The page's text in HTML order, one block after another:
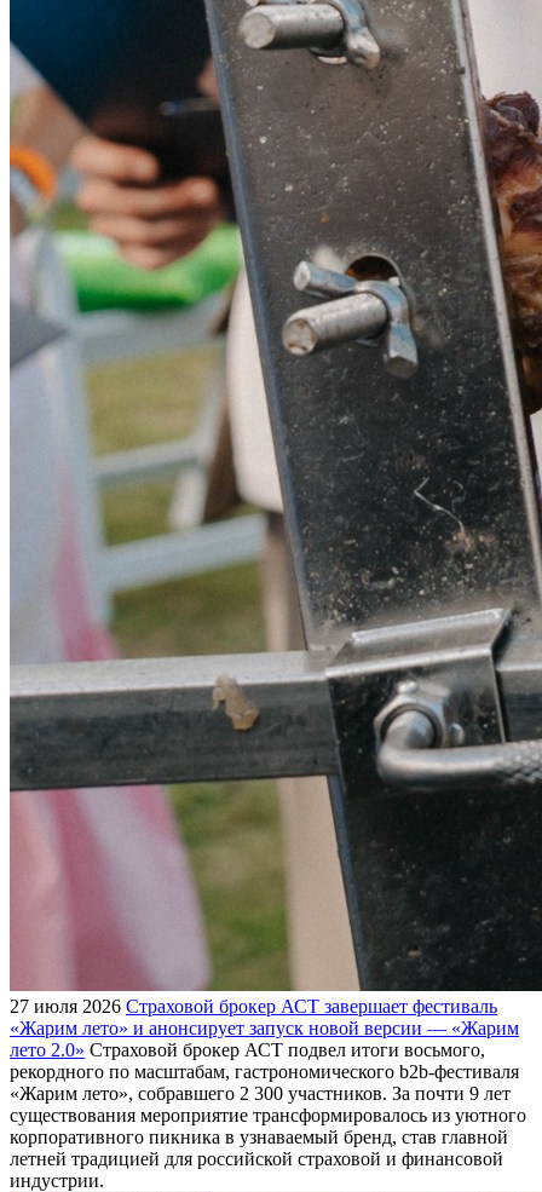
27 июля 2026 Страховой брокер АСТ завершает фестиваль
«Жарим лето» и анонсирует запуск новой версии — «Жарим
лето 2.0» Страховой брокер АСТ подвел итоги восьмого,
рекордного по масштабам, гастрономического b2b-фестиваля
«Жарим лето», собравшего 2 300 участников. За почти 9 лет
существования мероприятие трансформировалось из уютного
корпоративного пикника в узнаваемый бренд, став главной
летней традицией для российской страховой и финансовой
индустрии.